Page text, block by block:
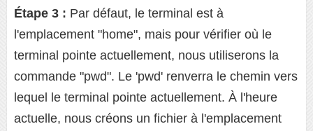
Étape 3 : Par défaut, le terminal est à
l'emplacement "home", mais pour vérifier où le
terminal pointe actuellement, nous utiliserons la
commande "pwd". Le 'pwd' renverra le chemin vers
lequel le terminal pointe actuellement. À l'heure
actuelle, nous créons un fichier à l'emplacement